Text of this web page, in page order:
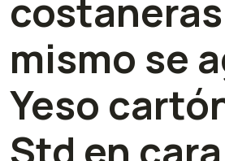
mismo se
Yeso